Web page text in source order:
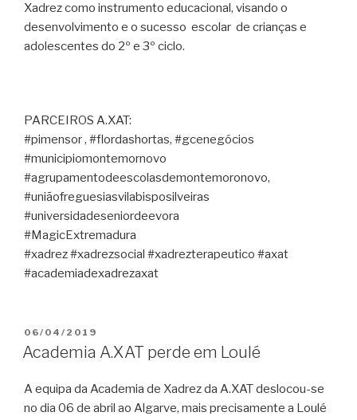
Xadrez como instrumento educacional, visando o
desenvolvimento e o sucesso escolar de crianças e
adolescentes do 2º e 3º ciclo.
PARCEIROS A.XAT:
#pimensor , #flordashortas, #gcenegócios
#municipiomontemornovo
#agrupamentodeescolasdemontemoronovo,
#uniãofreguesiasvilabisposilveiras
#universidadeseniordeevora
#MagicExtremadura
#xadrez #xadrezsocial #xadrezterapeutico #axat
#academiadexadrezaxat
PUBLICADO
EM
06/04/2019
Academia A.XAT perde em Loulé
A equipa da Academia de Xadrez da A.XAT deslocou-se
no dia 06 de abril ao Algarve, mais precisamente a Loulé